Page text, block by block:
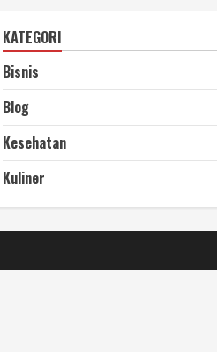
KATEGORI
Bisnis
Blog
Kesehatan
Kuliner